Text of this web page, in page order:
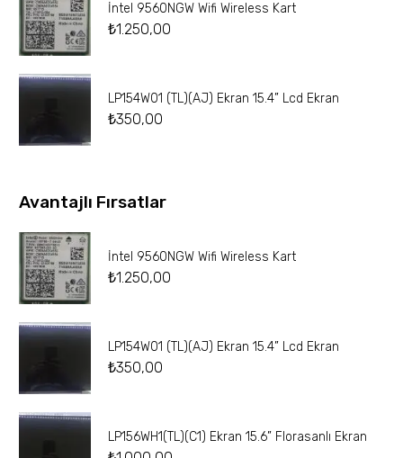
İntel 9560NGW Wifi Wireless Kart
₺1.250,00
LP154W01 (TL)(AJ) Ekran 15.4” Lcd Ekran
₺350,00
Avantajlı Fırsatlar
İntel 9560NGW Wifi Wireless Kart
₺1.250,00
LP154W01 (TL)(AJ) Ekran 15.4” Lcd Ekran
₺350,00
LP156WH1(TL)(C1) Ekran 15.6” Florasanlı Ekran